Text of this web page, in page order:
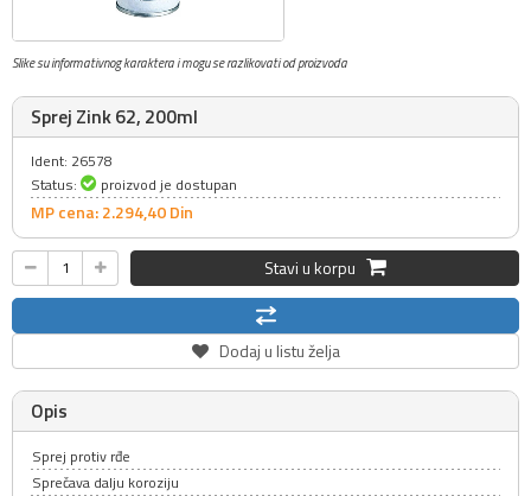
Slike su informativnog karaktera i mogu se razlikovati od proizvoda
Sprej Zink 62, 200ml
Ident: 26578
Status:
proizvod je dostupan
MP cena: 2.294,40Din
Stavi u korpu
Dodaj u listu želja
Opis
Sprej protiv rđe
Sprečava dalju koroziju